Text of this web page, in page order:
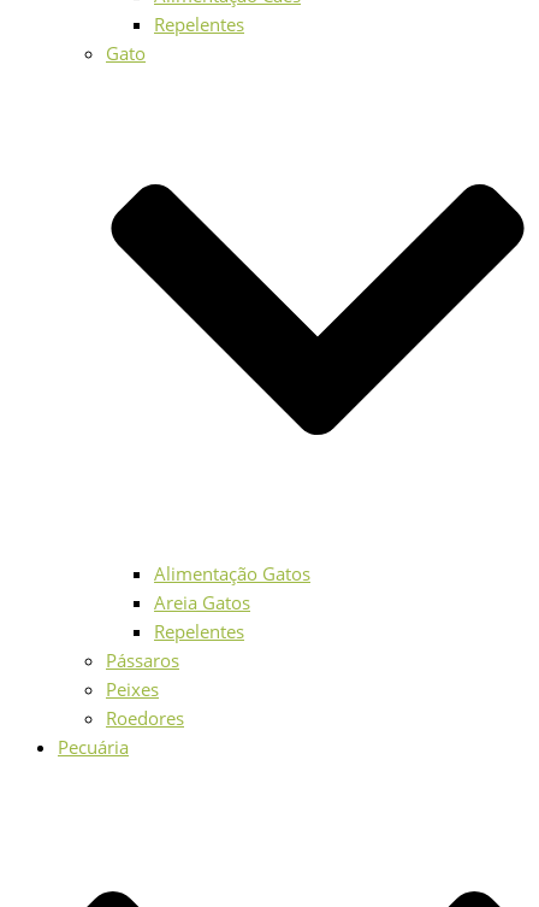
Repelentes
Gato
Alimentação Gatos
Areia Gatos
Repelentes
Pássaros
Peixes
Roedores
Pecuária